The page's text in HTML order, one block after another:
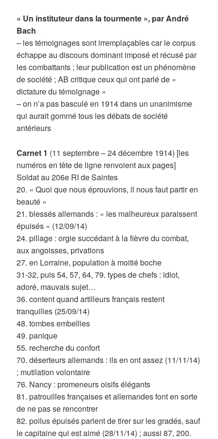
« Un instituteur dans la tourmente », par André
Bach
– les témoignages sont irremplaçables car le corpus
échappe au discours dominant imposé et récusé par
les combattants ; leur publication est un phénomène
de société ; AB critique ceux qui ont parlé de «
dictature du témoignage »
– on n’a pas basculé en 1914 dans un unanimisme
qui aurait gommé tous les débats de société
antérieurs
Carnet 1 (11 septembre – 24 décembre 1914) [les
numéros en tête de ligne renvoient aux pages]
Soldat au 206e RI de Saintes
20. « Quoi que nous éprouvions, il nous faut partir en
beauté »
21. blessés allemands : « les malheureux paraissent
épuisés » (12/09/14)
24. pillage : orgie succédant à la fièvre du combat,
aux angoisses, privations
27. en Lorraine, population à moitié boche
31-32, puis 54, 57, 64, 79. types de chefs : idiot,
adoré, mauvais sujet…
36. content quand artilleurs français restent
tranquilles (25/09/14)
48. tombes embellies
49. panique
55. recherche du confort
70. déserteurs allemands : ils en ont assez (11/11/14)
; mutilation volontaire
76. Nancy : promeneurs oisifs élégants
81. patrouilles françaises et allemandes font en sorte
de ne pas se rencontrer
82. poilus épuisés parlent de tirer sur les gradés, sauf
le capitaine qui est aimé (28/11/14) ; aussi 87, 200.